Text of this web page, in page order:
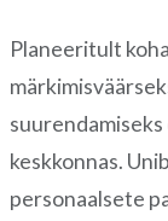
Planeeritult
keskkonnas.
personaalsete